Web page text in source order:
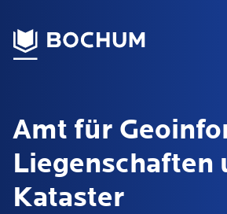
Amt für
Liegenschaften
Kataster
Übersetzung wählen (öffnet
Deutsch
115 anrufen